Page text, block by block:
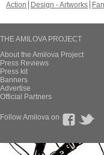
Action
Design - Artworks
THE AMILOVA PROJECT
About the Amilova Project
Press Reviews
Press kit
Banners
Advertise
Official Partners
Follow Amilova on